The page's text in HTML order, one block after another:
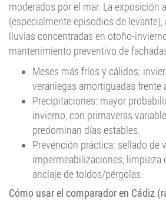
moderados por el mar. La exposición
(especialmente episodios de levante),
lluvias concentradas en otoño-
mantenimiento preventivo de
Meses más fríos y cálidos:
veraniegas amortiguadas frente
Precipitaciones: mayor
invierno, con primaveras
predominan días estables.
Prevención práctica: sellado de
impermeabilizaciones, limpieza
anclaje de toldos/pérgolas.
Cómo usar el comparador en Cádiz